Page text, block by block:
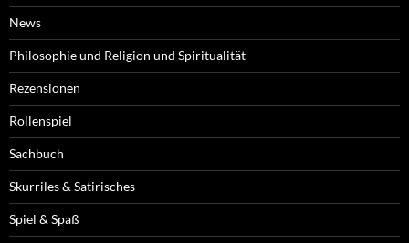
News
Philosophie und Religion und Spiritualität
Rezensionen
Rollenspiel
Sachbuch
Skurriles & Satirisches
Spiel & Spaß